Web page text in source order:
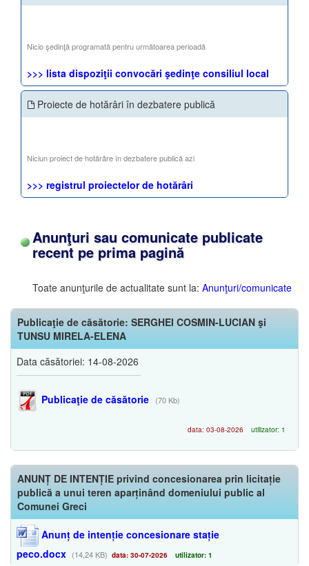
Nicio şedinţă programată pentru următoarea perioadă
>>> lista dispoziţii convocări şedinţe consiliul local
Proiecte de hotărâri în dezbatere publică
Niciun proiect de hotărâre în dezbatere publică azi
>>> registrul proiectelor de hotărâri
Anunţuri sau comunicate publicate
recent pe prima pagină
Toate anunţurile de actualitate sunt la: Anunţuri/comunicate
Publicaţie de căsătorie: SERGHEI COSMIN-LUCIAN şi
TUNSU MIRELA-ELENA
Data căsătoriei: 14-08-2026
Publicaţie de căsătorie (70 Kb)
data: 03-08-2026 utilizator: 1
ANUNȚ DE INTENȚIE privind concesionarea prin licitație
publică a unui teren aparținând domeniului public al
Comunei Greci
Anunț de intenție concesionare stație
peco.docx (14,24 KB) data: 30-07-2026 utilizator: 1